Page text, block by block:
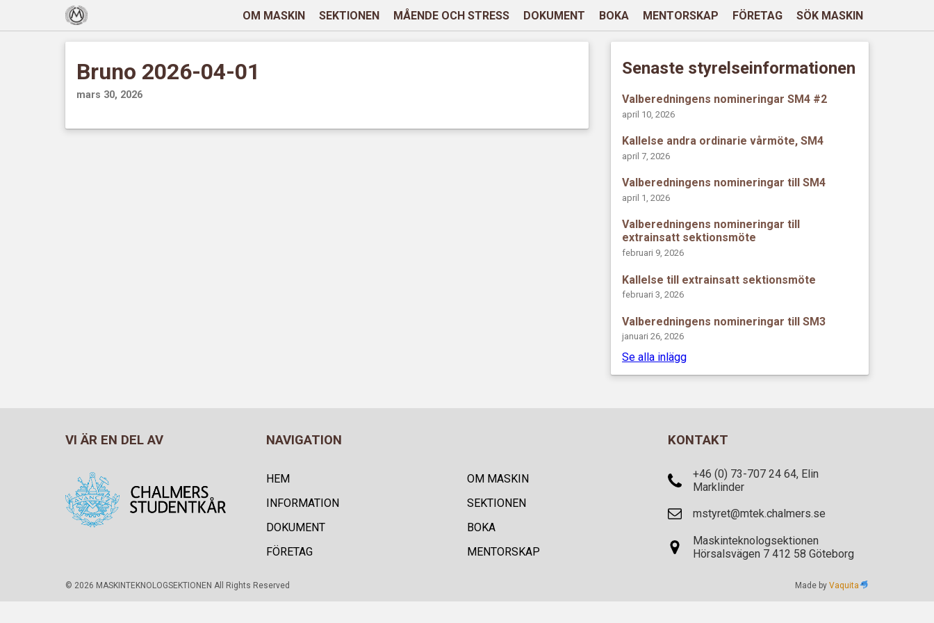
OM MASKIN SEKTIONEN MÅENDE OCH STRESS DOKUMENT BOKA MENTORSKAP FÖRETAG SÖK MASKIN
Bruno 2026-04-01
mars 30, 2026
Senaste styrelseinformationen
Valberedningens nomineringar SM4 #2
april 10, 2026
Kallelse andra ordinarie vårmöte, SM4
april 7, 2026
Valberedningens nomineringar till SM4
april 1, 2026
Valberedningens nomineringar till
extrainsatt sektionsmöte
februari 9, 2026
Kallelse till extrainsatt sektionsmöte
februari 3, 2026
Valberedningens nomineringar till SM3
januari 26, 2026
Se alla inlägg
VI ÄR EN DEL AV NAVIGATION
HEM
OM MASKIN
INFORMATION
SEKTIONEN
DOKUMENT
BOKA
FÖRETAG
MENTORSKAP
KONTAKT
+46 (0) 73-707 24 64, Elin
Marklinder
mstyret@mtek.chalmers.se
Maskinteknologsektionen
Hörsalsvägen 7 412 58 Göteborg
© 2026 MASKINTEKNOLOGSEKTIONEN All Rights Reserved Made byVaquita